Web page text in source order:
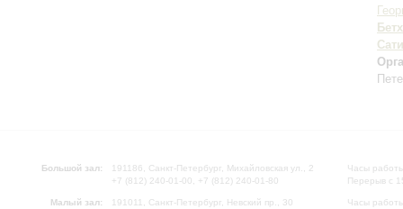
Сати
Большой зал:
191186, Санкт-Петербург, Михайловская ул., 2
+7 (812) 240-01-00, +7 (812) 240-01-80
Малый зал:
191011, Санкт-Петербург, Невский пр., 30
Часы
Перерыв с
Часы